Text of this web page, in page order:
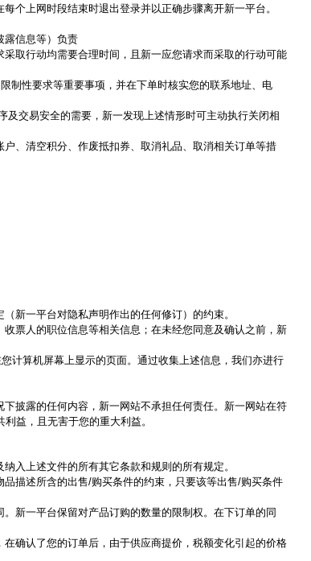
个上网时段结束时退出登录并以正确步骤离开新一平台。
露信息等）负责
取行动均需要合理时间，且新一应您请求而采取的行动可能
制性要求等重要事项，并在下单时核实您的联系地址、电
交易安全的需要，新一发现上述情形时可主动执行关闭相
、清空积分、作废抵扣券、取消礼品、取消相关订单等措
新一平台对隐私声明作出的任何修订）的约束。
票人的职位信息等相关信息；在未经您同意及确认之前，新
计算机屏幕上显示的页面。通过收集上述信息，我们亦进行
披露的任何内容，新一网站不承担任何责任。新一网站在符
益，且无害于您的重大利益。
入上述文件的所有其它条款和规则的所有规定。
品描述所含的出售/购买条件的约束，只要该等出售/购买条件
新一平台保留对产品订购的数量的限制权。在下订单的同
确认了您的订单后，由于供应商提价，税额变化引起的价格